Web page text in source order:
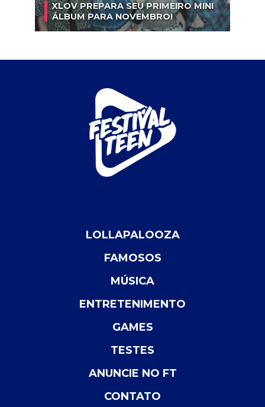
XLOV PREPARA SEU PRIMEIRO MINI
ÁLBUM PARA NOVEMBRO!
LOLLAPALOOZA
FAMOSOS
MÚSICA
ENTRETENIMENTO
GAMES
TESTES
ANUNCIE NO FT
CONTATO